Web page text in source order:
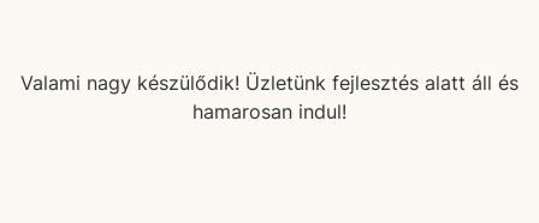
Valami nagy készülődik! Üzletünk fejlesztés alatt áll és
hamarosan indul!